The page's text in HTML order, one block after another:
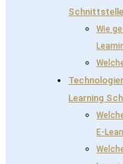
Wie
Learning
E-